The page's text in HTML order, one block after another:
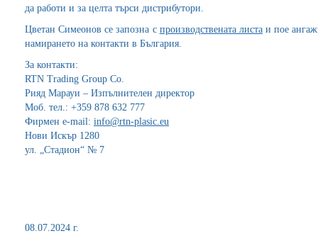
да работи и за целта търси дистрибутори.
Цветан Симеонов се запозна с производствената листаи пое
намирането на контакти в България.
За контакти:
RTN Trading Group Co.
Рияд Марауи – Изпълнителен директор
Моб. тел.: +359 878 632 777
Фирмен е-mail: info@rtn-plasic.eu
Нови Искър 1280
ул. „Стадион“ № 7
08.07.2024 г.